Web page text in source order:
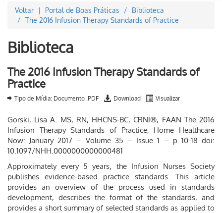
Voltar Portal de Boas Práticas
Biblioteca
The 2016 Infusion Therapy Standards of Practice
Biblioteca
The 2016 Infusion Therapy Standards of
Practice
Tipo de Mídia: Documento .PDF Download Visualizar
Gorski, Lisa A. MS, RN, HHCNS-BC, CRNI®, FAAN The 2016
Infusion Therapy Standards of Practice, Home Healthcare
Now: January 2017 – Volume 35 – Issue 1 – p 10-18 doi:
10.1097/NHH.0000000000000481
Approximately every 5 years, the Infusion Nurses Society
publishes evidence-based practice standards. This article
provides an overview of the process used in standards
development, describes the format of the standards, and
provides a short summary of selected standards as applied to